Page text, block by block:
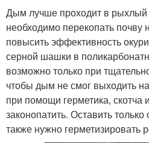
Дым лучше проходит в рыхлый
необходимо перекопать почву
повысить эффективность
серной шашки в
возможно только при
чтобы дым не смог выходить
при помощи герметика, скотча
законопатить. Оставить
также нужно герметизировать